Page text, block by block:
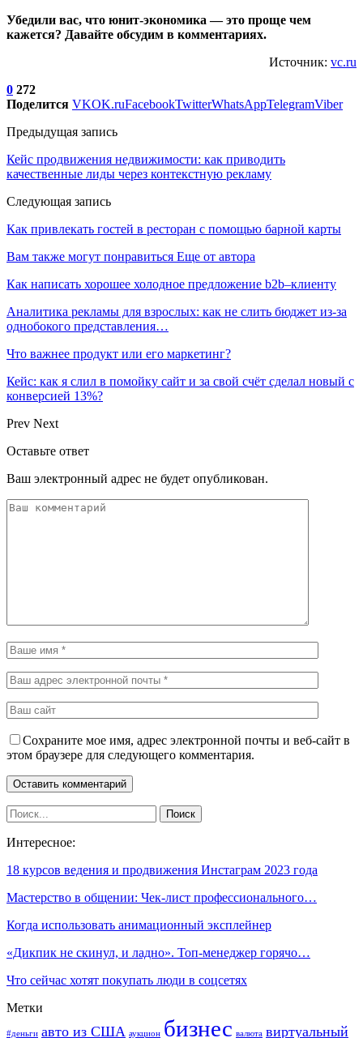
Убедили вас, что юнит-экономика — это проще чем
кажется? Давайте обсудим в комментариях.
Источник: vc.ru
0 272
Поделится VKOK.ruFacebookTwitterWhatsAppTelegramViber
Предыдущая запись
Кейс продвижения недвижимости: как приводить
качественные лиды через контекстную рекламу
Следующая запись
Как привлекать гостей в ресторан с помощью барной карты
Вам также могут понравиться Еще от автора
Как написать хорошее холодное предложение b2b–клиенту
Аналитика рекламы для взрослых: как не слить бюджет из-за
однобокого представления…
Что важнее продукт или его маркетинг?
Кейс: как я слил в помойку сайт и за свой счёт сделал новый с
конверсией 13%?
Prev Next
Оставьте ответ
Ваш электронный адрес не будет опубликован.
Сохраните мое имя, адрес электронной почты и веб-сайт в
этом браузере для следующего комментария.
Интересное:
18 курсов ведения и продвижения Инстаграм 2023 года
Мастерство в общении: Чек-лист профессионального…
Когда использовать анимационный эксплейнер
«Дикпик не скинул, и ладно». Топ-менеджер горячо…
Что сейчас хотят покупать люди в соцсетях
Метки
#деньги авто из США аукцион бизнес валюта виртуальный